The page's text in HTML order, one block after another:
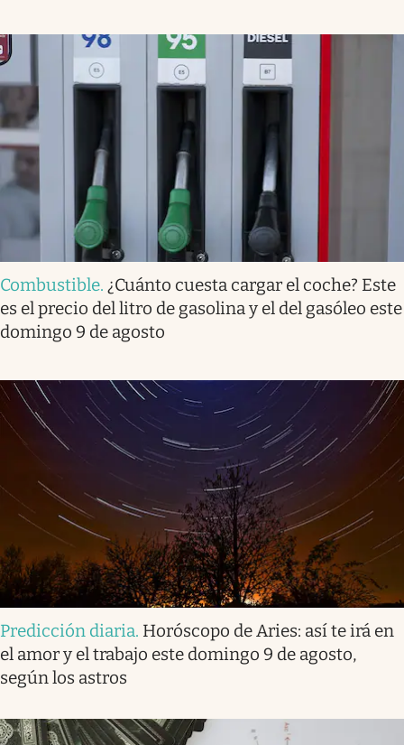
Combustible. ¿Cuánto cuesta cargar el coche? Este
es el precio del litro de gasolina y el del gasóleo este
domingo 9 de agosto
Predicción diaria. Horóscopo de Aries: así te irá en
el amor y el trabajo este domingo 9 de agosto,
según los astros